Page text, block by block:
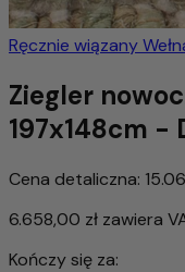
Ręcznie wiązany
Ziegler
197x148cm -
Cena detaliczna:
6.658,00 zł zawiera
Kończy się za: